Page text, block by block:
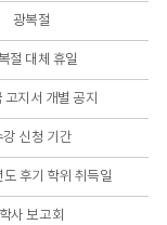
광복절
절 대체 휴일
고지서 개별 공지
강 신청 기간
후기 학위 취득일
학사 보고회